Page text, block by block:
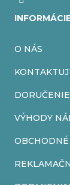
O NÁS
DORUČENIE
VÝHODY